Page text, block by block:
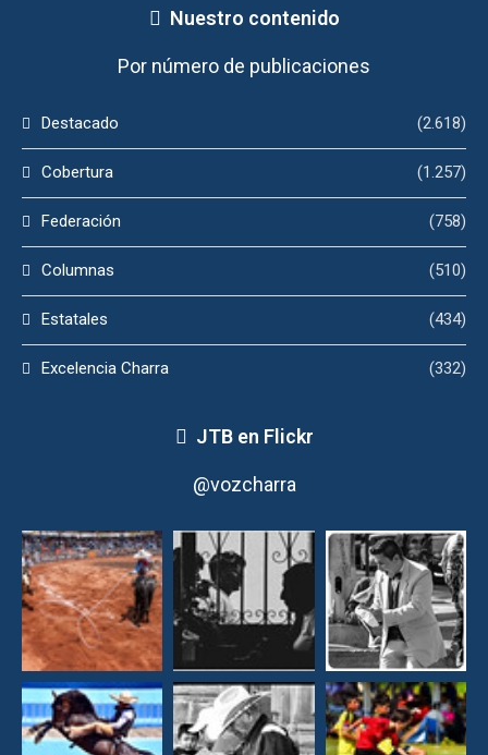
Nuestro contenido
Por número de publicaciones
Destacado (2.618)
Cobertura (1.257)
Federación (758)
Columnas (510)
Estatales (434)
Excelencia Charra (332)
JTB en Flickr
@vozcharra